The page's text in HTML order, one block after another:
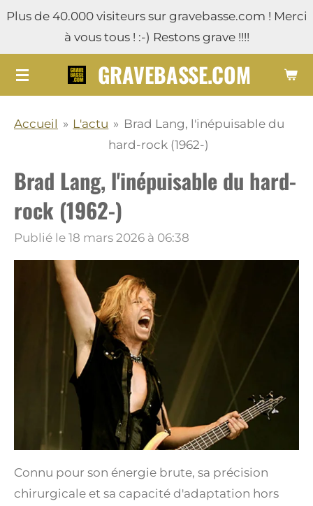
Passer
contenu
principal
GRAVEBASSE.COM
Plus de 40.000 visiteurs sur gravebasse.com ! Merci
à vous tous ! :-) Restons grave !!!!
Accueil » L'actu » Brad Lang, l'inépuisable du
hard-rock (1962-)
Brad Lang, l'inépuisable du hard-
rock (1962-)
Publié le 18 mars 2026 à 06:38
Connu pour son énergie brute, sa précision
chirurgicale et sa capacité d'adaptation hors